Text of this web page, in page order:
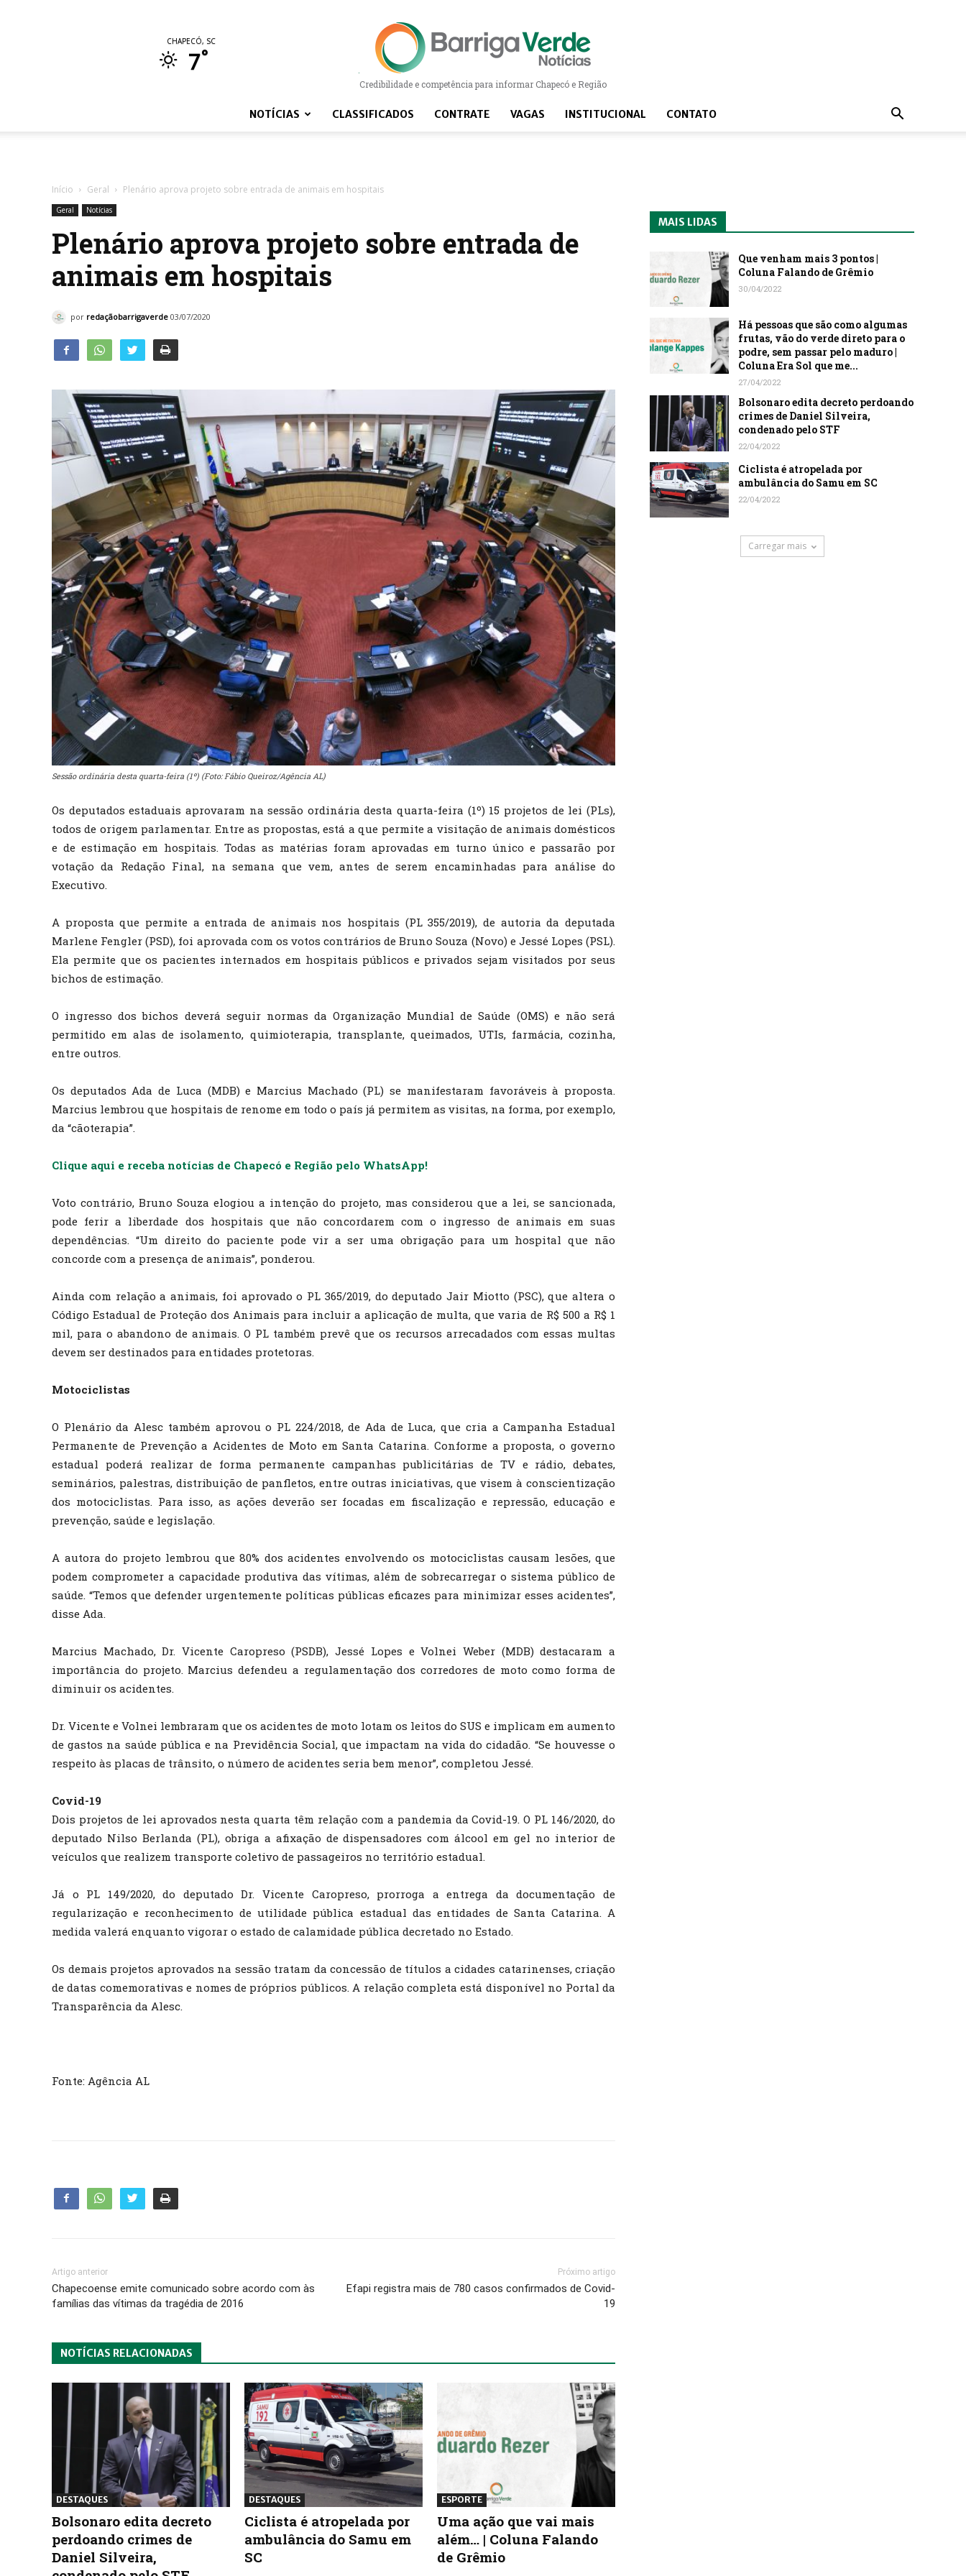
CHAPECÓ, SC
7°
Barriga Verde Notícias
Credibilidade e competência para informar Chapecó e Região
NOTÍCIAS CLASSIFICADOS CONTRATE VAGAS INSTITUCIONAL CONTATO
Início Geral Plenário aprova projeto sobre entrada de animais em hospitais
Geral Notícias
Plenário aprova projeto sobre entrada de
animais em hospitais
por redaçãobarrigaverde 03/07/2020
Sessão ordinária desta quarta-feira (1º) (Foto: Fábio Queiroz/Agência AL)
Os deputados estaduais aprovaram na sessão ordinária desta quarta-feira (1º) 15 projetos de lei (PLs),
todos de origem parlamentar. Entre as propostas, está a que permite a visitação de animais domésticos
e de estimação em hospitais. Todas as matérias foram aprovadas em turno único e passarão por
votação da Redação Final, na semana que vem, antes de serem encaminhadas para análise do
Executivo.
A proposta que permite a entrada de animais nos hospitais (PL 355/2019), de autoria da deputada
Marlene Fengler (PSD), foi aprovada com os votos contrários de Bruno Souza (Novo) e Jessé Lopes (PSL).
Ela permite que os pacientes internados em hospitais públicos e privados sejam visitados por seus
bichos de estimação.
O ingresso dos bichos deverá seguir normas da Organização Mundial de Saúde (OMS) e não será
permitido em alas de isolamento, quimioterapia, transplante, queimados, UTIs, farmácia, cozinha,
entre outros.
Os deputados Ada de Luca (MDB) e Marcius Machado (PL) se manifestaram favoráveis à proposta.
Marcius lembrou que hospitais de renome em todo o país já permitem as visitas, na forma, por exemplo,
da “cãoterapia”.
Clique aqui e receba notícias de Chapecó e Região pelo WhatsApp!
Voto contrário, Bruno Souza elogiou a intenção do projeto, mas considerou que a lei, se sancionada,
pode ferir a liberdade dos hospitais que não concordarem com o ingresso de animais em suas
dependências. “Um direito do paciente pode vir a ser uma obrigação para um hospital que não
concorde com a presença de animais”, ponderou.
Ainda com relação a animais, foi aprovado o PL 365/2019, do deputado Jair Miotto (PSC), que altera o
Código Estadual de Proteção dos Animais para incluir a aplicação de multa, que varia de R$ 500 a R$ 1
mil, para o abandono de animais. O PL também prevê que os recursos arrecadados com essas multas
devem ser destinados para entidades protetoras.
Motociclistas
O Plenário da Alesc também aprovou o PL 224/2018, de Ada de Luca, que cria a Campanha Estadual
Permanente de Prevenção a Acidentes de Moto em Santa Catarina. Conforme a proposta, o governo
estadual poderá realizar de forma permanente campanhas publicitárias de TV e rádio, debates,
seminários, palestras, distribuição de panfletos, entre outras iniciativas, que visem à conscientização
dos motociclistas. Para isso, as ações deverão ser focadas em fiscalização e repressão, educação e
prevenção, saúde e legislação.
A autora do projeto lembrou que 80% dos acidentes envolvendo os motociclistas causam lesões, que
podem comprometer a capacidade produtiva das vítimas, além de sobrecarregar o sistema público de
saúde. “Temos que defender urgentemente políticas públicas eficazes para minimizar esses acidentes”,
disse Ada.
Marcius Machado, Dr. Vicente Caropreso (PSDB), Jessé Lopes e Volnei Weber (MDB) destacaram a
importância do projeto. Marcius defendeu a regulamentação dos corredores de moto como forma de
diminuir os acidentes.
Dr. Vicente e Volnei lembraram que os acidentes de moto lotam os leitos do SUS e implicam em aumento
de gastos na saúde pública e na Previdência Social, que impactam na vida do cidadão. “Se houvesse o
respeito às placas de trânsito, o número de acidentes seria bem menor”, completou Jessé.
Covid-19
Dois projetos de lei aprovados nesta quarta têm relação com a pandemia da Covid-19. O PL 146/2020, do
deputado Nilso Berlanda (PL), obriga a afixação de dispensadores com álcool em gel no interior de
veículos que realizem transporte coletivo de passageiros no território estadual.
Já o PL 149/2020, do deputado Dr. Vicente Caropreso, prorroga a entrega da documentação de
regularização e reconhecimento de utilidade pública estadual das entidades de Santa Catarina. A
medida valerá enquanto vigorar o estado de calamidade pública decretado no Estado.
Os demais projetos aprovados na sessão tratam da concessão de títulos a cidades catarinenses, criação
de datas comemorativas e nomes de próprios públicos. A relação completa está disponível no Portal da
Transparência da Alesc.
Fonte: Agência AL
Artigo anterior
Chapecoense emite comunicado sobre acordo com às
famílias das vítimas da tragédia de 2016
Próximo artigo
Efapi registra mais de 780 casos confirmados de Covid-
19
NOTÍCIAS RELACIONADAS
DESTAQUES
Bolsonaro edita decreto
perdoando crimes de
Daniel Silveira,
DESTAQUES
Ciclista é atropelada por
ambulância do Samu em
SC
ESPORTE
Uma ação que vai mais
além… | Coluna Falando
de Grêmio
MAIS LIDAS
Que venham mais 3 pontos |
Coluna Falando de Grêmio
30/04/2022
Há pessoas que são como algumas
frutas, vão do verde direto para o
podre, sem passar pelo maduro |
Coluna Era Sol que me...
27/04/2022
Bolsonaro edita decreto perdoando
crimes de Daniel Silveira,
condenado pelo STF
22/04/2022
Ciclista é atropelada por
ambulância do Samu em SC
22/04/2022
Carregar mais